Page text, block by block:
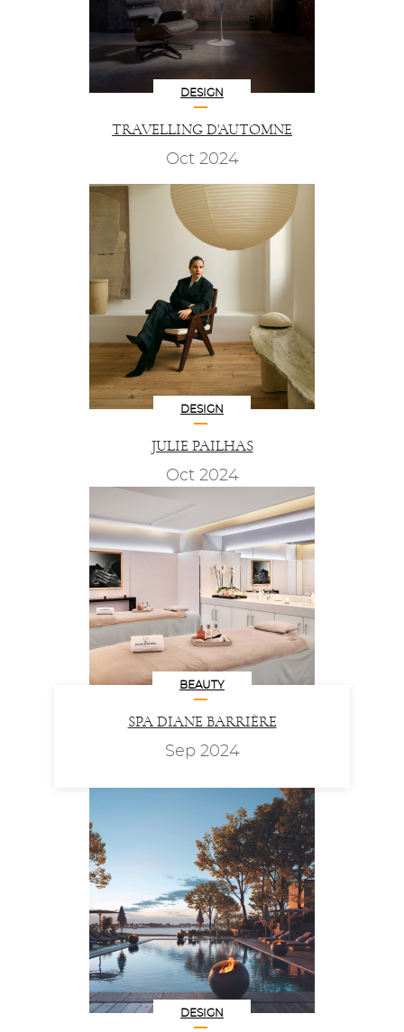
DESIGN
TRAVELLING D'AUTOMNE
Oct 2024
DESIGN
JULIE PAILHAS
Oct 2024
BEAUTY
SPA DIANE BARRIÈRE
Sep 2024
DESIGN